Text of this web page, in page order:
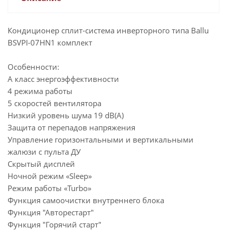
Кондиционер сплит-система инверторного типа Ballu
BSVPI-07HN1 комплект
Особенности:
А класс энергоэффективности
4 режима работы
5 скоростей вентилятора
Низкий уровень шума 19 dB(A)
Защита от перепадов напряжения
Управление горизонтальными и вертикальными
жалюзи с пульта ДУ
Скрытый дисплей
Ночной режим «Sleep»
Режим работы «Turbo»
Функция самоочистки внутреннего блока
Функция "Авторестарт"
Функция "Горячий старт"